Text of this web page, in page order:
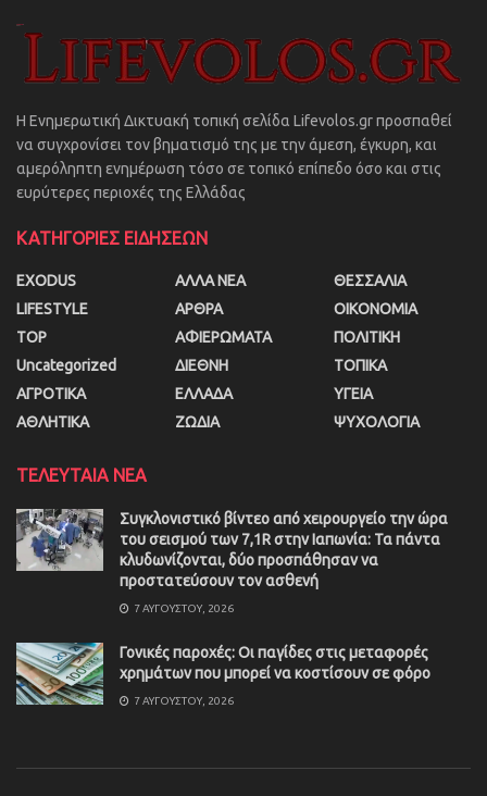
Η Ενημερωτική Δικτυακή τοπική σελίδα Lifevolos.gr προσπαθεί
να συγχρονίσει τον βηματισμό της με την άμεση, έγκυρη, και
αμερόληπτη ενημέρωση τόσο σε τοπικό επίπεδο όσο και στις
ευρύτερες περιοχές της Ελλάδας
ΚΑΤΗΓΟΡΙΕΣ ΕΙΔΗΣΕΩΝ
EXODUS
LIFESTYLE
TOP
Uncategorized
ΑΓΡΟΤΙΚΑ
ΑΘΛΗΤΙΚΑ
ΑΛΛΑ ΝΕΑ
ΑΡΘΡΑ
ΑΦΙΕΡΩΜΑΤΑ
ΔΙΕΘΝΗ
ΕΛΛΑΔΑ
ΖΩΔΙΑ
ΘΕΣΣΑΛΙΑ
ΟΙΚΟΝΟΜΙΑ
ΠΟΛΙΤΙΚΗ
ΤΟΠΙΚΑ
ΥΓΕΙΑ
ΨΥΧΟΛΟΓΙΑ
ΤΕΛΕΥΤΑΙΑ ΝΕΑ
Συγκλονιστικό βίντεο από χειρουργείο την ώρα
του σεισμού των 7,1R στην Ιαπωνία: Τα πάντα
κλυδωνίζονται, δύο προσπάθησαν να
προστατεύσουν τον ασθενή
7 ΑΥΓΟΎΣΤΟΥ, 2026
Γονικές παροχές: Οι παγίδες στις μεταφορές
χρημάτων που μπορεί να κοστίσουν σε φόρο
7 ΑΥΓΟΎΣΤΟΥ, 2026